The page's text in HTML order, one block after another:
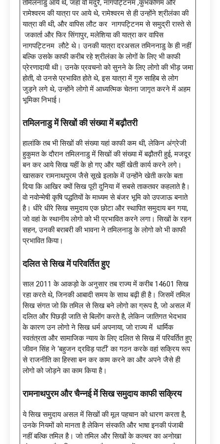
तमिलनाडु आये थे, जहां वो मदुरै, नागपट्टिनम ,कुंभकोणम और
रामेश्वरम की यात्रा पर आये थे, रामेश्वरम से ही उन्होंने श्रीलंका की
यात्रा की थी, और वापिस लौट कर नागपट्टिनम से समुद्री रास्ते से
जकार्ता और फिर सिंगापुर, मलेशिया की यात्रा कर वापिस
नागपट्टिनम लौटे थे। उनकी यात्रा दरअसल तमिननाडु के ही नहीं
बल्कि उसके काफी करीब रहे श्रीलंका के लोगों के लिए भी काफी
प्रेरणादायी थी। उनके प्रवचनो को सुनने के लिए लोगो की भीड़ जमा
होती, वो उनसे प्रभावित होते थे, इस यात्रा में गुरु साहिब से लोग
जुड़ने लगे थे, उन्होंने लोगो में आध्यत्मिक चेतना जागृत करने में अहम
भूमिका निभाई।
तमिलनाडु में सिखों की संख्या में बढ़ौतरी
हालांकि तब भी सिखों की संख्या यहां काफी कम थी, लेकिन अंग्रेजी
हुकुमत के दौरान तमिलनाडु में सिखों की संख्या में बढ़ौतरी हुई, मजदूर
बन कर आये सिख यहीं के हो गए और यहीं खेती कार्य करने लगे।
खासकर रामनाथपुरम जैसे सूखे इलाके में उन्होंने खेती करके बता
दिया कि आखिर क्यों सिख पूरी दुनिया में सबसे ताकतवर कहलाते है।
वो नवोन्मेषी कृषि पद्धतियों के माध्यम से बंजर भूमि को उपजाऊ बनाते
है। धीरे धीरे सिख समुदाय एक छोटा और स्थापित समुदाय बन गया,
जो वहां के स्थानीय लोगो को भी प्रभावित करने लगा। सिखों के रहन
सहन, उनकी बराबरी की भावना ने तमिलनाडु के लोगो को भी काफी
प्रभावित किया।
दलित से सिख में परिवर्तित हुए
साल 2011 के आकड़ो के अनुसार तब राज्य में करीब 14601 सिख
रहा करते थे, जिनकी आबादी समय के साथ बढ़ी ही है। जिसमें तमिल
सिख संगत जो कि तमिल से सिख बने लोगो का ग्रूप है, जो असल में
दलित और पिछड़ी जाति से बिलोंग करते है, लेकिन जातिगत भेदभाव
के कारण उन लोगो ने सिख धर्म अपनाया, जो राज्य में धार्मिक
स्वतंत्रता और सामाजिक न्याय के लिए दलित से सिख में परिवर्तित हुए
जीवन सिंह ने ‘बहुजन द्रविड़ पार्टी’ का गठन करके वहां सक्रिय रूप
से राजनीति का हिस्सा बन कर काम करने का और अपने जैसे ही
लोगो को जोड़ने का काम किया है।
रामनाथपुरम और चैन्नई में सिख समुदाय काफी सक्रिय
ये सिख समुदाय असल में सिखों की मूल पहचान को धारण करता है,
उनके नियमों को मानता है लेकिन संस्कति और भाषा इनकी पंजाबी
नहीं बल्कि तमिल है। जो तमिल और सिखों के कल्चर का अनोखा